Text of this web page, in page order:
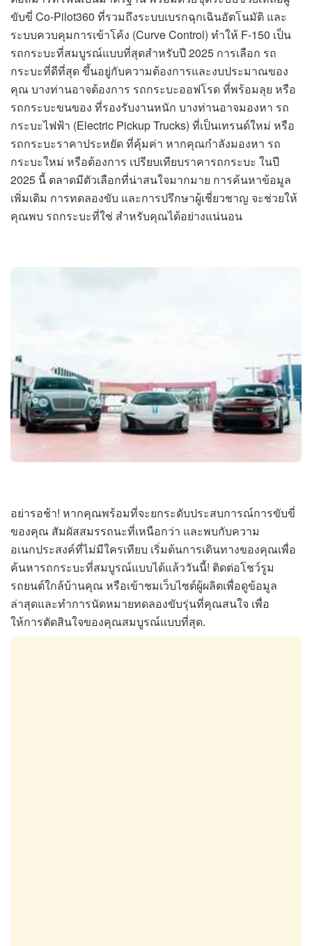
ขับขี่ Co-Pilot360 ที่รวมถึงระบบเบรกฉุกเฉินอัตโนมัติ และ
ระบบควบคุมการเข้าโค้ง (Curve Control) ทำให้ F-150 เป็น
รถกระบะที่สมบูรณ์แบบที่สุดสำหรับปี 2025 การเลือก รถ
กระบะที่ดีที่สุด ขึ้นอยู่กับความต้องการและงบประมาณของ
คุณ บางท่านอาจต้องการ รถกระบะออฟโรด ที่พร้อมลุย หรือ
รถกระบะขนของ ที่รองรับงานหนัก บางท่านอาจมองหา รถ
กระบะไฟฟ้า (Electric Pickup Trucks) ที่เป็นเทรนด์ใหม่ หรือ
รถกระบะราคาประหยัด ที่คุ้มค่า หากคุณกำลังมองหา รถ
กระบะใหม่ หรือต้องการ เปรียบเทียบราคารถกระบะ ในปี
2025 นี้ ตลาดมีตัวเลือกที่น่าสนใจมากมาย การค้นหาข้อมูล
เพิ่มเติม การทดลองขับ และการปรึกษาผู้เชี่ยวชาญ จะช่วยให้
คุณพบ รถกระบะที่ใช่ สำหรับคุณได้อย่างแน่นอน
อย่ารอช้า! หากคุณพร้อมที่จะยกระดับประสบการณ์การขับขี่
ของคุณ สัมผัสสมรรถนะที่เหนือกว่า และพบกับความ
อเนกประสงค์ที่ไม่มีใครเทียบ เริ่มต้นการเดินทางของคุณเพื่อ
ค้นหารถกระบะที่สมบูรณ์แบบได้แล้ววันนี้! ติดต่อโชว์รูม
รถยนต์ใกล้บ้านคุณ หรือเข้าชมเว็บไซต์ผู้ผลิตเพื่อดูข้อมูล
ล่าสุดและทำการนัดหมายทดลองขับรุ่นที่คุณสนใจ เพื่อ
ให้การตัดสินใจของคุณสมบูรณ์แบบที่สุด.